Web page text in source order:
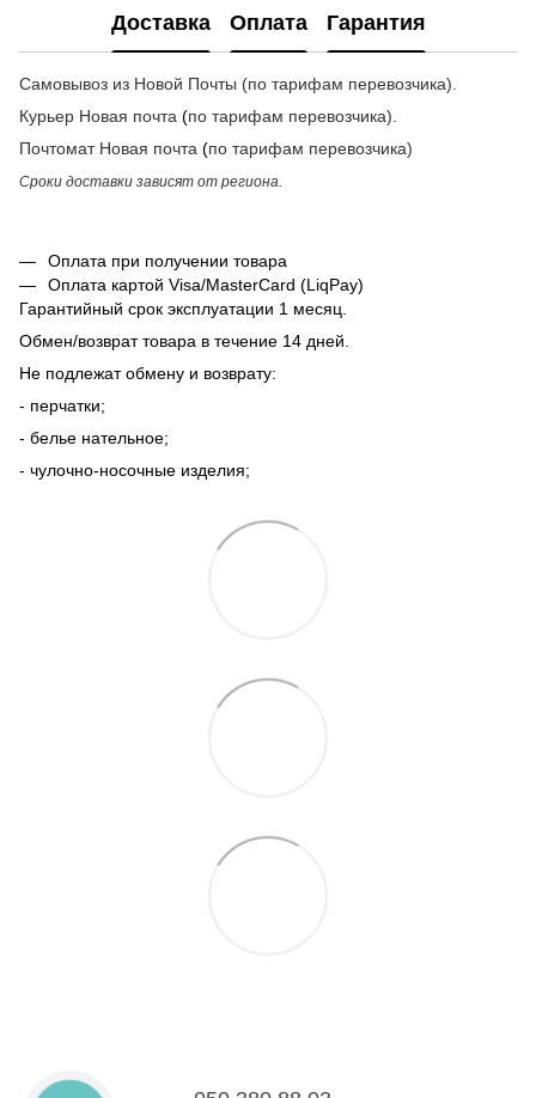
Доставка Оплата Гарантия
Самовывоз из Новой Почты (по тарифам перевозчика).
Курьер Новая почта (по тарифам перевозчика).
Почтомат Новая почта (по тарифам перевозчика)
Сроки доставки зависят от региона.
Оплата при получении товара
Оплата картой Visa/MasterCard (LiqPay)
Гарантийный срок эксплуатации 1 месяц.
Обмен/возврат товара в течение 14 дней.
Не подлежат обмену и возврату:
- перчатки;
- белье нательное;
- чулочно-носочные изделия;